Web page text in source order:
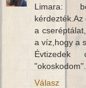
Limara:
a
a víz,hogy a
Válasz